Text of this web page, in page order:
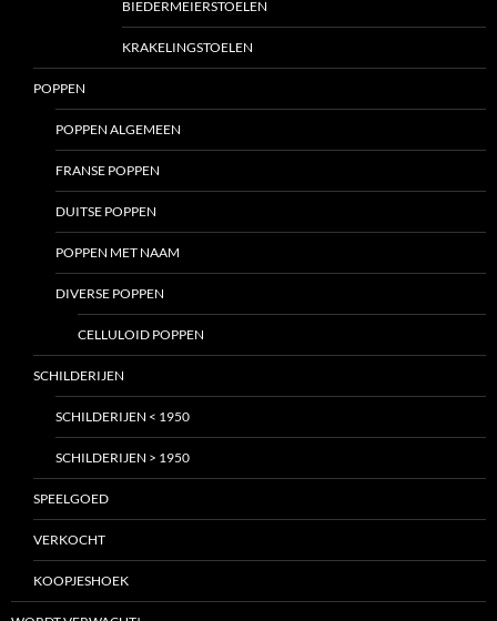
BIEDERMEIERSTOELEN
KRAKELINGSTOELEN
POPPEN
POPPEN ALGEMEEN
FRANSE POPPEN
DUITSE POPPEN
POPPEN MET NAAM
DIVERSE POPPEN
CELLULOID POPPEN
SCHILDERIJEN
SCHILDERIJEN < 1950
SCHILDERIJEN > 1950
SPEELGOED
VERKOCHT
KOOPJESHOEK